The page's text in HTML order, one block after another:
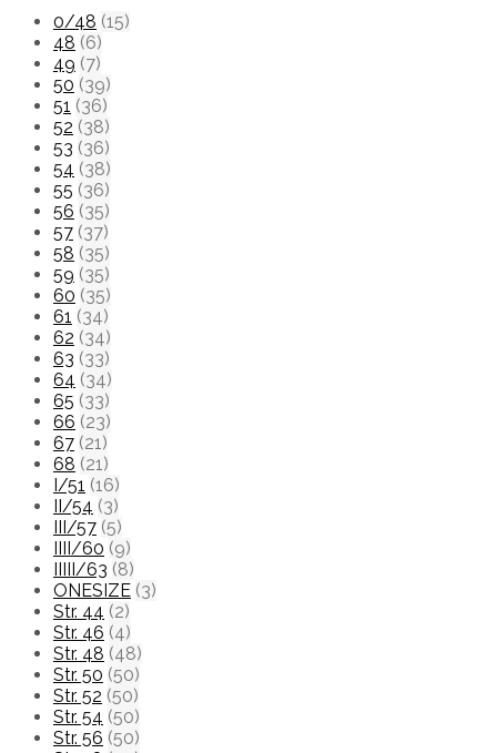
0/48 (15)
48 (6)
49 (7)
50 (39)
51 (36)
52 (38)
53 (36)
54 (38)
55 (36)
56 (35)
57 (37)
58 (35)
59 (35)
60 (35)
61 (34)
62 (34)
63 (33)
64 (34)
65 (33)
66 (23)
67 (21)
68 (21)
I/51 (16)
II/54 (3)
III/57 (5)
IIII/60 (9)
IIIII/63 (8)
ONESIZE (3)
Str. 44 (2)
Str. 46 (4)
Str. 48 (48)
Str. 50 (50)
Str. 52 (50)
Str. 54 (50)
Str. 56 (50)